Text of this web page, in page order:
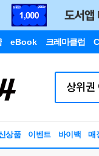
eBook 크레마클럽
상품 이벤트 바이백 매